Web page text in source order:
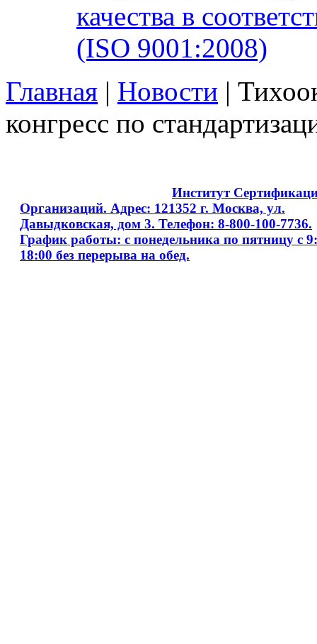
качества в
(ISO 9001:2008)
Главная | Новости |
конгресс по
Институт
Организаций. Адрес: 121352 г. Москва, ул.
Давыдковская, дом 3. Телефон: 8-800-100-7736.
График работы: с понедельника по пятницу с
18:00 без перерыва на обед.